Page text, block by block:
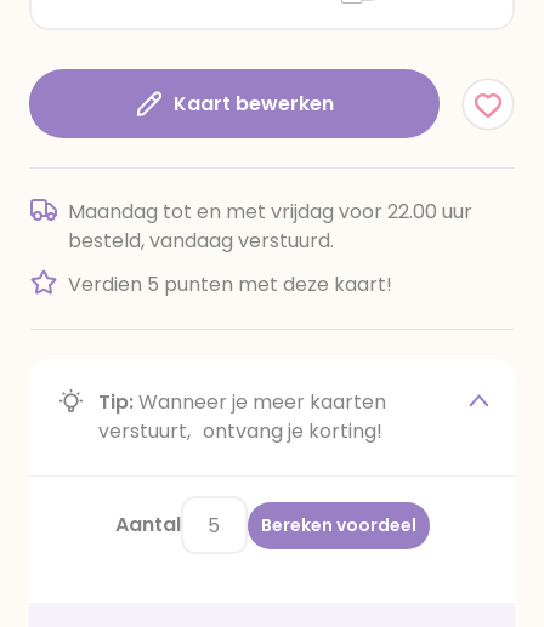
Kaart bewerken
Maandag tot en met vrijdag voor 22.00 uur
besteld, vandaag verstuurd.
Verdien 5 punten met deze kaart!
Tip:Wanneer je meer kaarten
verstuurt, ontvang je korting!
Aantal Bereken voordeel